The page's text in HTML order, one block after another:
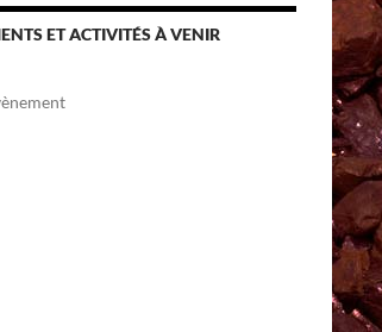
ET ACTIVITÉS À VENIR